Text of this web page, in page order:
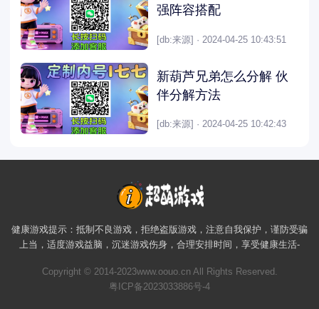
强阵容搭配
[db:来源] · 2024-04-25 10:43:51
新葫芦兄弟怎么分解 伙
伴分解方法
[db:来源] · 2024-04-25 10:42:43
健康游戏提示：抵制不良游戏，拒绝盗版游戏，注意自我保护，谨防受骗
上当，适度游戏益脑，沉迷游戏伤身，合理安排时间，享受健康生活-
Copyright © 2014-2023www.oouo.cn All Rights Reserved.
粤ICP备2023033886号-4